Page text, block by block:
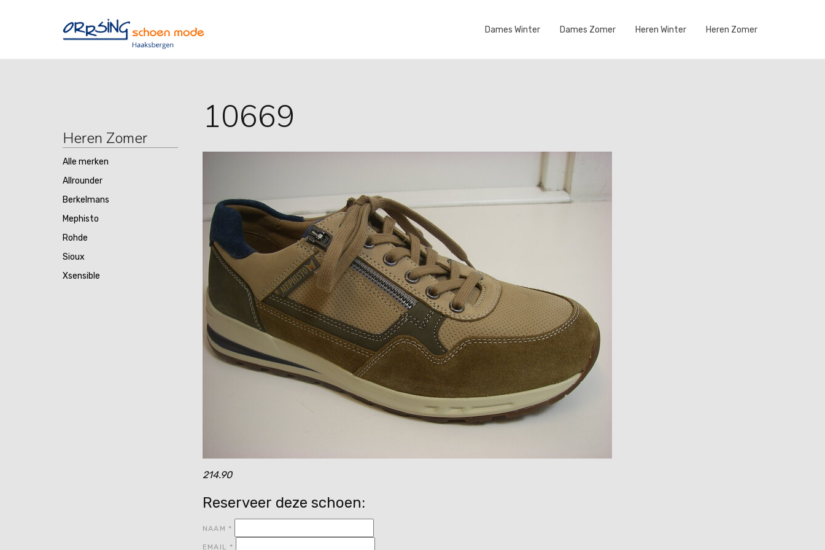
Dames Winter Dames Zomer Heren Winter Heren Zomer
Heren Zomer
Alle merken
Allrounder
Berkelmans
Mephisto
Rohde
Sioux
Xsensible
10669
214.90
Reserveer deze schoen:
NAAM *
EMAIL *